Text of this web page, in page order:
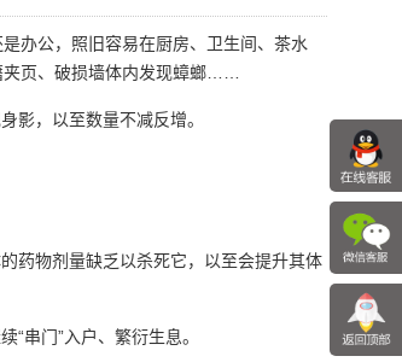
办公，照旧容易在厨房、卫生间、茶水
页、破损墙体内发现蟑螂……
，以至数量不减反增。
药物剂量缺乏以杀死它，以至会提升其体
串门”入户、繁衍生息。